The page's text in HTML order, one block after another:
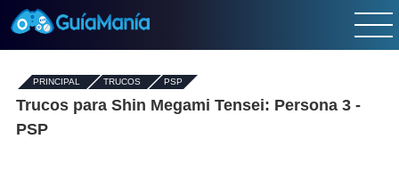
PRINCIPAL - TRUCOS- PSP
Trucos para Shin Megami Tensei: Persona 3 -
PSP